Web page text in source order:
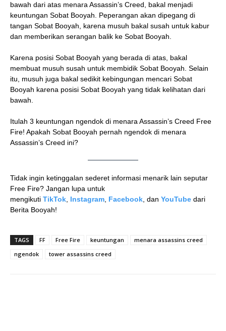
bawah dari atas menara Assassin’s Creed, bakal menjadi
keuntungan Sobat Booyah. Peperangan akan dipegang di
tangan Sobat Booyah, karena musuh bakal susah untuk kabur
dan memberikan serangan balik ke Sobat Booyah.
Karena posisi Sobat Booyah yang berada di atas, bakal
membuat musuh susah untuk membidik Sobat Booyah. Selain
itu, musuh juga bakal sedikit kebingungan mencari Sobat
Booyah karena posisi Sobat Booyah yang tidak kelihatan dari
bawah.
Itulah 3 keuntungan ngendok di menara Assassin’s Creed Free
Fire! Apakah Sobat Booyah pernah ngendok di menara
Assassin’s Creed ini?
Tidak ingin ketinggalan sederet informasi menarik lain seputar
Free Fire? Jangan lupa untuk
mengikuti TikTok Instagram Facebook , dan YouTube dari
Berita Booyah!
TAGS FF Free Fire keuntungan
menara assassins creed
ngendok
tower assassins creed